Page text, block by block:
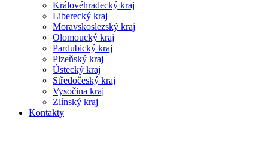
Královéhradecký kraj
Liberecký kraj
Moravskoslezský kraj
Olomoucký kraj
Pardubický kraj
Plzeňský kraj
Ústecký kraj
Středočeský kraj
Vysočina kraj
Zlínský kraj
Kontakty